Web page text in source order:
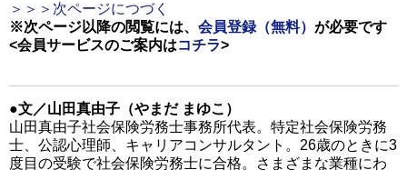
＞＞＞次ページにつづく
※次ページ以降の閲覧には、 会員登録（無料） が必要です
<会員サービスのご案内はコチラ>
●文／山田真由子（やまだ まゆこ）
山田真由子社会保険労務士事務所代表。特定社会保険労務
士、公認心理師、キャリアコンサルタント。26歳のときに3
度目の受験で社会保険労務士に合格。さまざまな業種にわ